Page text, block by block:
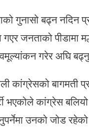
गुनासो बढ्न नदिन
जनताको
गरेर अघि
कांग्रेसको बागमती
भएकोले कांग्रेस
उनको जोड